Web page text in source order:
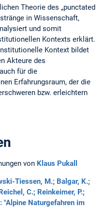
Theorie des „punctated
in Wissenschaft,
und somit
Kontexts erklärt.
Kontext bildet
Akteure des
für die
Erfahrungsraum, der die
bzw. erleichtern
von Klaus Pukall
Tiessen, M.; Balgar, K.;
C.; Reinkeimer, P.;
"Alpine Naturgefahren im